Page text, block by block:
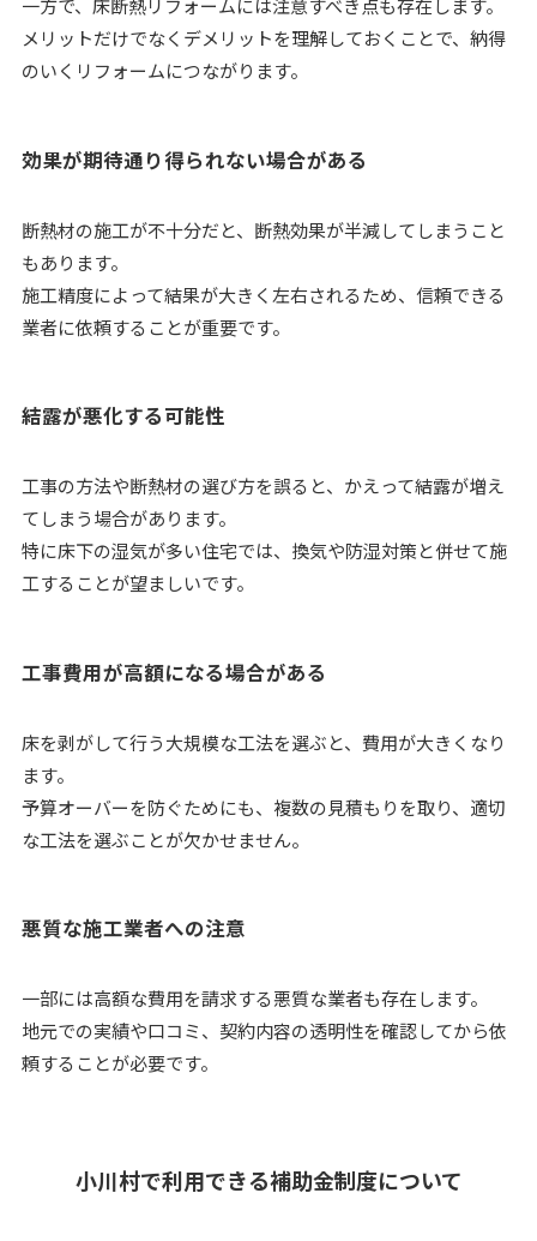
一方で、床断熱リフォームには注意すべき点も存在します。
メリットだけでなくデメリットを理解しておくことで、納得
のいくリフォームにつながります。
効果が期待通り得られない場合がある
断熱材の施工が不十分だと、断熱効果が半減してしまうこと
もあります。
施工精度によって結果が大きく左右されるため、信頼できる
業者に依頼することが重要です。
結露が悪化する可能性
工事の方法や断熱材の選び方を誤ると、かえって結露が増え
てしまう場合があります。
特に床下の湿気が多い住宅では、換気や防湿対策と併せて施
工することが望ましいです。
工事費用が高額になる場合がある
床を剥がして行う大規模な工法を選ぶと、費用が大きくなり
ます。
予算オーバーを防ぐためにも、複数の見積もりを取り、適切
な工法を選ぶことが欠かせません。
悪質な施工業者への注意
一部には高額な費用を請求する悪質な業者も存在します。
地元での実績や口コミ、契約内容の透明性を確認してから依
頼することが必要です。
小川村で利用できる補助金制度について